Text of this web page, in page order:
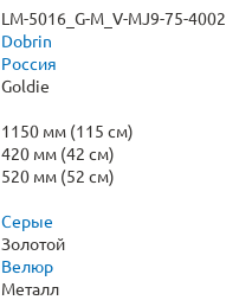
LM-5016_G-M_V-MJ9-75-4002
Dobrin
Россия
Goldie
1150 мм (115 см)
420 мм (42 см)
520 мм (52 см)
Серые
Золотой
Велюр
Металл